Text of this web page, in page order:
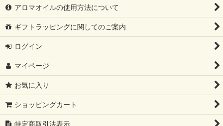
アロマオイルの使用方法について
ギフトラッピングに関してのご案内
ログイン
マイページ
お気に入り
ショッピングカート
特定商取引法表示